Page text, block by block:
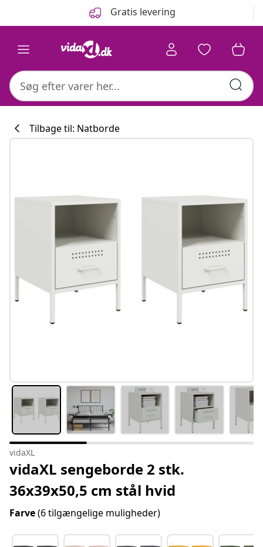
Gratis levering
#sharemevidaxl
Tilbage til: Natborde
vidaXL
vidaXL sengeborde 2 stk.
36x39x50,5 cm stål hvid
Farve(6 tilgængelige muligheder)